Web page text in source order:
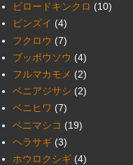
ビロードキンクロ (10)
ビンズイ (4)
フクロウ (7)
ブッポウソウ (4)
フルマカモメ (2)
ベニアジサシ (2)
ベニヒワ (7)
ベニマシコ (19)
ヘラサギ (3)
ホウロクシギ (4)